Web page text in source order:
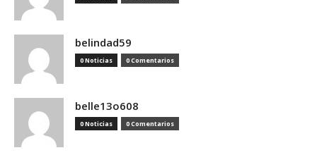
belindad59
0 Noticias 0 Comentarios
belle13o608
0 Noticias 0 Comentarios